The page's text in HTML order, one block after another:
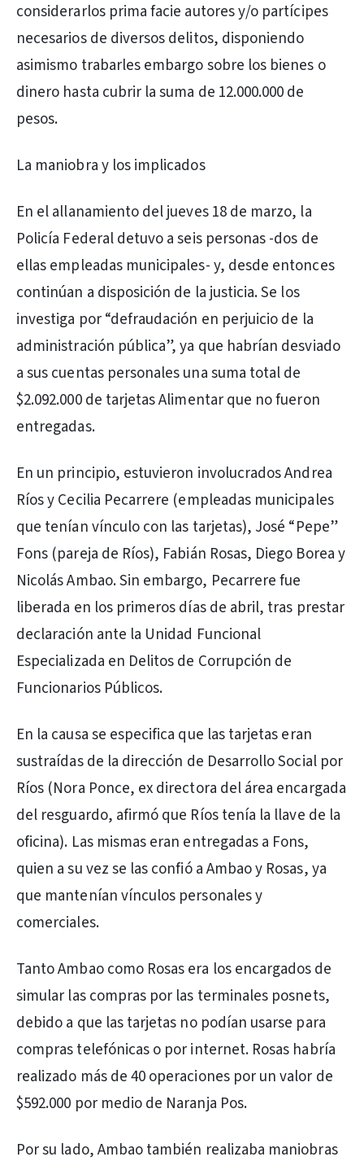
considerarlos prima facie autores y/o partícipes
necesarios de diversos delitos, disponiendo
asimismo trabarles embargo sobre los bienes o
dinero hasta cubrir la suma de 12.000.000 de
pesos.
La maniobra y los implicados
En el allanamiento del jueves 18 de marzo, la
Policía Federal detuvo a seis personas -dos de
ellas empleadas municipales- y, desde entonces
continúan a disposición de la justicia. Se los
investiga por “defraudación en perjuicio de la
administración pública”, ya que habrían desviado
a sus cuentas personales una suma total de
$2.092.000 de tarjetas Alimentar que no fueron
entregadas.
En un principio, estuvieron involucrados Andrea
Ríos y Cecilia Pecarrere (empleadas municipales
que tenían vínculo con las tarjetas), José “Pepe”
Fons (pareja de Ríos), Fabián Rosas, Diego Borea y
Nicolás Ambao. Sin embargo, Pecarrere fue
liberada en los primeros días de abril, tras prestar
declaración ante la Unidad Funcional
Especializada en Delitos de Corrupción de
Funcionarios Públicos.
En la causa se especifica que las tarjetas eran
sustraídas de la dirección de Desarrollo Social por
Ríos (Nora Ponce, ex directora del área encargada
del resguardo, afirmó que Ríos tenía la llave de la
oficina). Las mismas eran entregadas a Fons,
quien a su vez se las confió a Ambao y Rosas, ya
que mantenían vínculos personales y
comerciales.
Tanto Ambao como Rosas era los encargados de
simular las compras por las terminales posnets,
debido a que las tarjetas no podían usarse para
compras telefónicas o por internet. Rosas habría
realizado más de 40 operaciones por un valor de
$592.000 por medio de Naranja Pos.
Por su lado, Ambao también realizaba maniobras